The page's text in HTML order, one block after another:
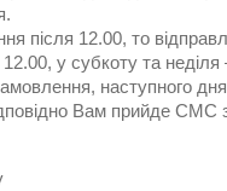
після 12.00, то
12.00, у субкоту та
наступного
Вам прийде